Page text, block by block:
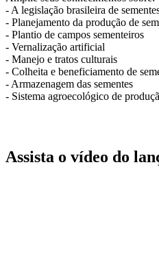
- A legislação brasileira de
- Planejamento da produção de
- Plantio de campos sementeiros
- Vernalização artificial
- Manejo e tratos culturais
- Colheita e beneficiamento de
- Armazenagem das sementes
- Sistema agroecológico de
Assista o vídeo do